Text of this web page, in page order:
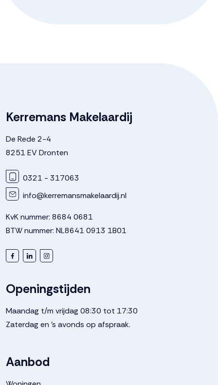
Kerremans Makelaardij
De Rede 2-4
8251 EV Dronten
0321 - 317063
info@kerremansmakelaardij.nl
KvK nummer: 8684 0681
BTW nummer: NL8641 0913 1B01
Openingstijden
Maandag t/m vrijdag 08:30 tot 17:30
Zaterdag en 's avonds op afspraak.
Aanbod